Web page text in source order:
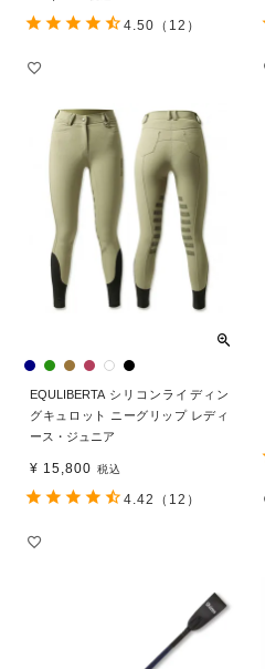
4.50 （12）
EQULIBERTA シリコンライディン
グキュロット ニーグリップ レディ
ース・ジュニア
¥ 15,800 税込
4.42 （12）